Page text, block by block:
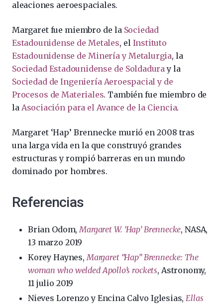
aleaciones aeroespaciales.
Margaret fue miembro de la Sociedad
Estadounidense de Metales, el Instituto
Estadounidense de Minería y Metalurgia, la
Sociedad Estadounidense de Soldadura y la
Sociedad de Ingeniería Aeroespacial y de
Procesos de Materiales. También fue miembro de
la Asociación para el Avance de la Ciencia.
Margaret ‘Hap’ Brennecke murió en 2008 tras
una larga vida en la que construyó grandes
estructuras y rompió barreras en un mundo
dominado por hombres.
Referencias
Brian Odom, Margaret W. ‘Hap’ Brennecke, NASA,
13 marzo 2019
Korey Haynes, Margaret “Hap” Brennecke: The
woman who welded Apollo’s rockets, Astronomy,
11 julio 2019
Nieves Lorenzo y Encina Calvo Iglesias, Ellas